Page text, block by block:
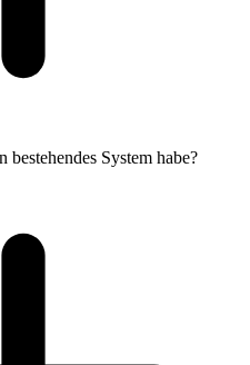
bestehendes System habe?